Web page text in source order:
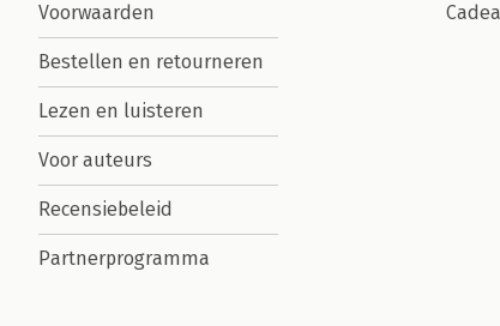
Voorwaarden
Bestellen en retourneren
Lezen en luisteren
Voor auteurs
Recensiebeleid
Partnerprogramma